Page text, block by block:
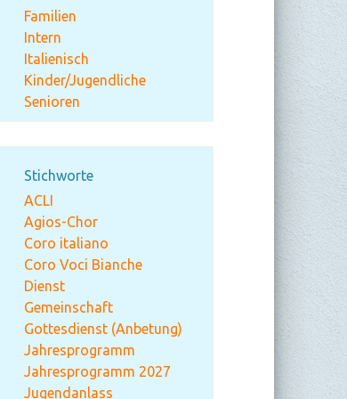
Familien
Intern
Italienisch
Kinder/Jugendliche
Senioren
Stichworte
ACLI
Agios-Chor
Coro italiano
Coro Voci Bianche
Dienst
Gemeinschaft
Gottesdienst (Anbetung)
Jahresprogramm
Jahresprogramm 2027
Jugendanlass